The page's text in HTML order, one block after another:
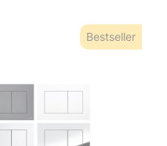
Bestseller